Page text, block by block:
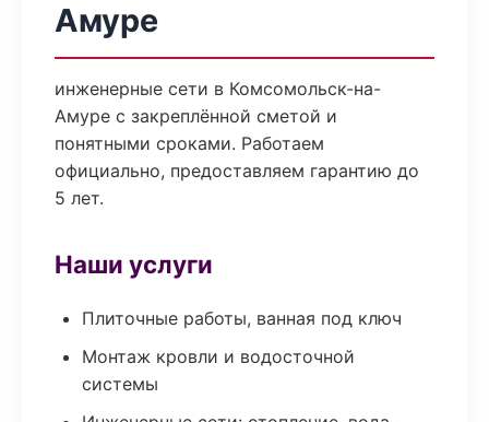
Амуре
инженерные сети в Комсомольск-на-
Амуре с закреплённой сметой и
понятными сроками. Работаем
официально, предоставляем гарантию до
5 лет.
Наши услуги
Плиточные работы, ванная под ключ
Монтаж кровли и водосточной
системы